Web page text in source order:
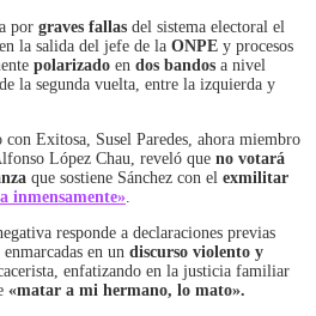
por graves fallas del sistema electoral el
la salida del jefe de la ONPE y procesos
polarizado en dos bandos a nivel
la segunda vuelta, entre la izquierda y
con Exitosa, Susel Paredes, ahora miembro
López Chau, reveló que no votará
que sostiene Sánchez con el exmilitar
inmensamente».
responde a declaraciones previas
en un discurso violento y
enfatizando en la justicia familiar
«matar a mi hermano, lo mato».